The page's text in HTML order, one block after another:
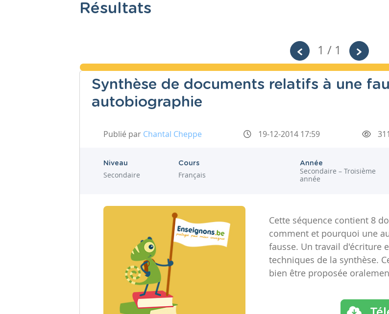
Résultats
1 / 1
Synthèse de documents relatifs à une
autobiographie
Publié par Chantal Cheppe 19-12-2014 17:59
Niveau
Secondaire
Cours
Français
Année
Secondaire – Troisième
année
Cette séquence contient 8
comment et pourquoi une
fausse. Un travail d'écriture
techniques de la synthèse.
bien être proposée